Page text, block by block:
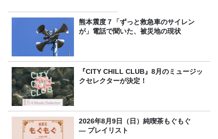
熊本震度７「ずっと救急車のサイレン
が」電話で聞いた、被災地の現状
『CITY CHILL CLUB』8月のミュージッ
クセレクターが決定！
2026年8月9日（日）純喫茶もぐもぐ
― プレイリスト